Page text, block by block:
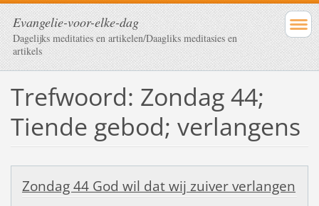
Evangelie-voor-elke-dag
Dagelijks meditaties en artikelen/Daagliks meditasies en
artikels
Trefwoord: Zondag 44;
Tiende gebod; verlangens
Zondag 44 God wil dat wij zuiver verlangen